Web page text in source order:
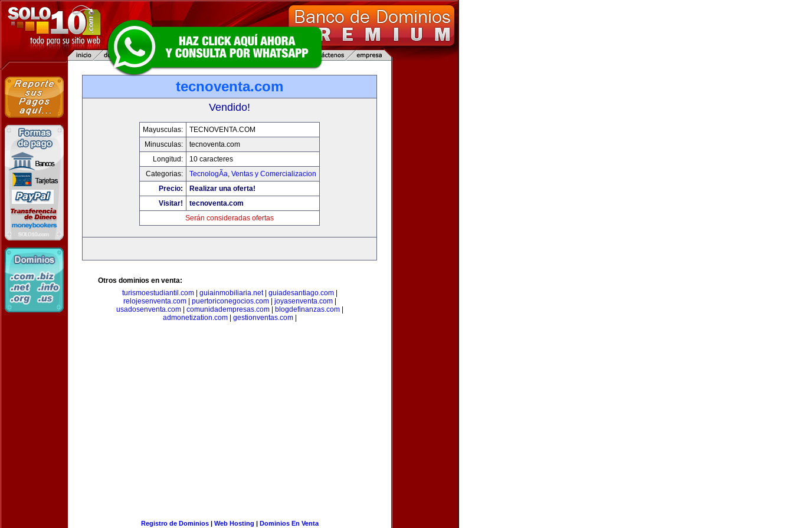
tecnoventa.com
Vendido!
Mayusculas:
TECNOVENTA.COM
Minusculas:
tecnoventa.com
Longitud:
10 caracteres
Categorias:
TecnologÃ­a, Ventas y Comercializacion
Precio:
Realizar una oferta!
Visitar!
tecnoventa.com
Serán consideradas ofertas
Otros dominios en venta:
turismoestudiantil.com| guiainmobiliaria.net| guiadesantiago.com|
relojesenventa.com| puertoriconegocios.com| joyasenventa.com|
usadosenventa.com| comunidadempresas.com| blogdefinanzas.com|
admonetization.com| gestionventas.com|
Registro de Dominios| Web Hosting | Dominios En Venta